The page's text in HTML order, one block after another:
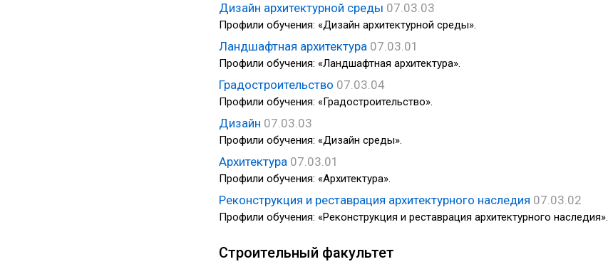
Дизайн архитектурной среды 07.03.03
Профили обучения: «Дизайн архитектурной среды».
Ландшафтная архитектура 07.03.01
Профили обучения: «Ландшафтная архитектура».
Градостроительство 07.03.04
Профили обучения: «Градостроительство».
Дизайн 07.03.03
Профили обучения: «Дизайн среды».
Архитектура 07.03.01
Профили обучения: «Архитектура».
Реконструкция и реставрация архитектурного наследия 07.03.02
Профили обучения: «Реконструкция и реставрация архитектурного наследия».
Строительный факультет